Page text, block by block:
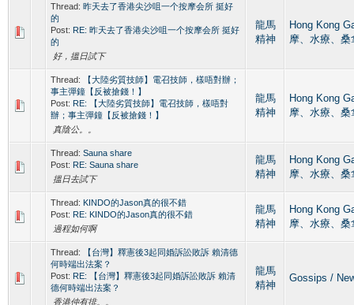
Thread: 昨天去了香港尖沙咀一个按摩会所 挺好
的
Post: RE: 昨天去了香港尖沙咀一个按摩会所 挺好
的
好，搵日試下
龍馬
精神
Hong Kong
摩、水療、
Thread:
【大陸劣質技師】電召技師，樣唔對辦；
事主彈鐘【反被搶錢！】
Post: RE: 【大陸劣質技師】電召技師，樣唔對
辦；事主彈鐘【反被搶錢！】
真陰公。。
龍馬
精神
Hong Kong
摩、水療、
Thread: Sauna share
Post: RE: Sauna share
搵日去試下
龍馬
精神
Hong Kong
摩、水療、
Thread: KINDO的Jason真的很不錯
Post: RE: KINDO的Jason真的很不錯
過程如何啊
龍馬
精神
Hong Kong
摩、水療、
Thread:
【台灣】釋憲後3起同婚訴訟敗訴 賴清德
何時端出法案？
Post: RE: 【台灣】釋憲後3起同婚訴訟敗訴 賴清
德何時端出法案？
香港仲有排。。
龍馬
精神
Gossips /